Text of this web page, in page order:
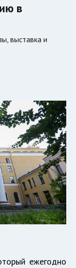
в
выставка и
ежегодно